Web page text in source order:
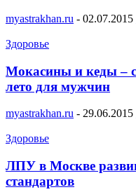
myastrakhan.ru - 02.07.2015
Здоровье
Мокасины и кеды –
лето для мужчин
myastrakhan.ru - 29.06.2015
Здоровье
ЛПУ в Москве
стандартов